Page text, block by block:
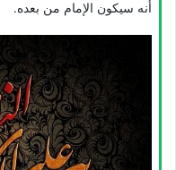
أنه سیکون الإمام من بعده.